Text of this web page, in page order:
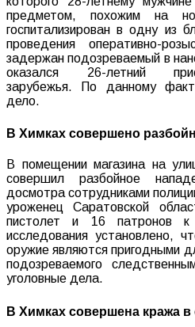
предметом, похожим на
госпитализирован в одну из
проведения оперативно-
задержан подозреваемый в
оказался 26-летний
зарубежья. По данному
дело.
В Химках совершено
В помещении магазина на
совершил разбойное
досмотра сотрудниками
уроженец Саратовской
пистолет и 16 патронов
исследования установлено,
оружие являются пригодными
подозреваемого
уголовные дела.
В Химках совершена кража